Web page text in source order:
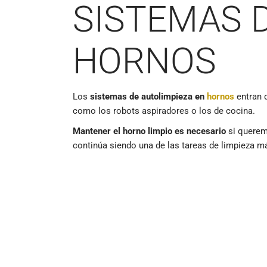
SISTEMAS
HORNOS
Los sistemas de autolimpieza en hornos entran
como los robots aspiradores o los de cocina.
Mantener el horno limpio es necesario si
continúa siendo una de las tareas de limpieza